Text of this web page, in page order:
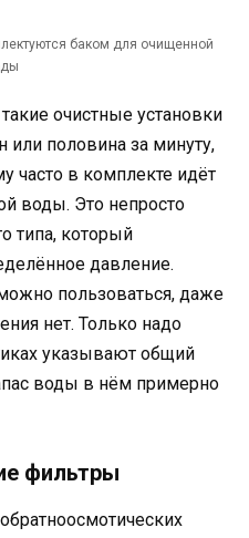
баком для очищенной
очистные установки
или половина за минуту,
часто в комплекте идёт
воды. Это непросто
типа, который
давление.
пользоваться, даже
нет. Только надо
указывают общий
воды в нём примерно
фильтры